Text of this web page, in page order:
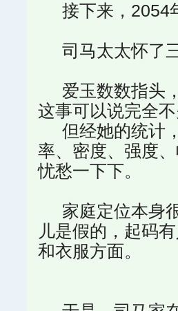
接下来，2054
司马太太怀了
爱玉数数指头
这事可以说完全
但经她的统计
率、密度、强度
忧愁一下下。
家庭定位本身
儿是假的，起码
和衣服方面。